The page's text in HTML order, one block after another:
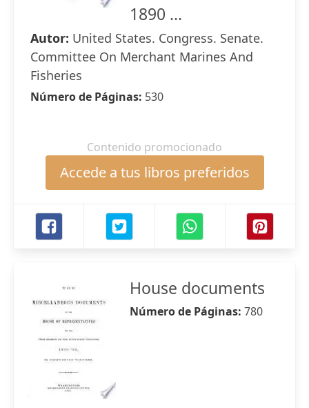
1890 ...
Autor: United States. Congress. Senate.
Committee On Merchant Marines And
Fisheries
Número de Páginas: 530
Contenido promocionado
Accede a tus libros preferidos
House documents
Número de Páginas: 780